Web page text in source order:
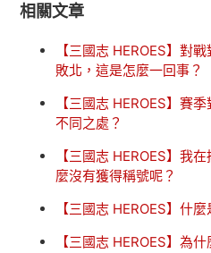
相關文章
【三國志 HEROES】對
敗北，這是怎麼一回事？
【三國志 HEROES】賽
不同之處？
【三國志 HEROES】我
麼沒有獲得稱號呢？
【三國志 HEROES】什
【三國志 HEROES】為